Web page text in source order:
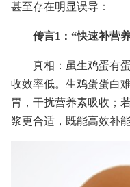
甚至存在明显误导：
传言1：“快速补营
真相：虽生鸡蛋有
收效率低。生鸡蛋蛋白
胃，干扰营养素吸收；
浆更合适，既能高效补